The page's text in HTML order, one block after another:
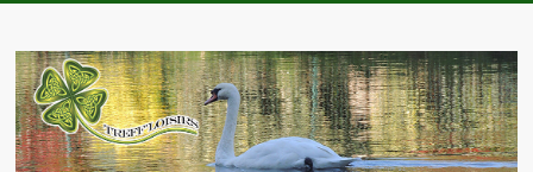
content
TREFF'LOISIRS